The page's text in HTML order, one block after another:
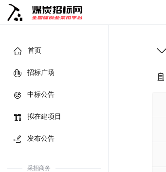
首页
招标广场
中标公告
拟在建项目
发布公告
采招商务